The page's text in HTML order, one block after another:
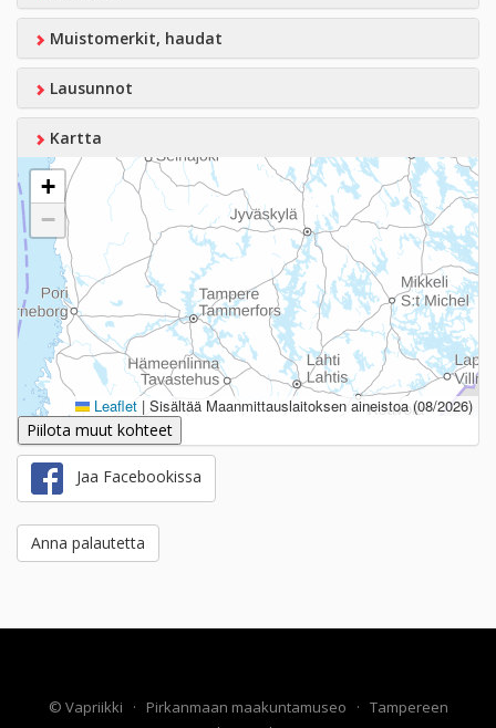
Muistomerkit, haudat
Lausunnot
Kartta
+
−
Leaflet | Sisältää Maanmittauslaitoksen aineistoa (08/2026)
Piilota muut kohteet
Jaa Facebookissa
Anna palautetta
© Vapriikki · Pirkanmaan maakuntamuseo · Tampereen